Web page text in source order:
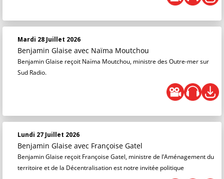
Mardi 28 Juillet 2026
Benjamin Glaise avec Naïma Moutchou
Benjamin Glaise reçoit Naïma Moutchou, ministre des Outre-mer sur
Sud Radio.
Lundi 27 Juillet 2026
Benjamin Glaise avec Françoise Gatel
Benjamin Glaise reçoit Françoise Gatel, ministre de l’Aménagement du
territoire et de la Décentralisation est notre invitée politique